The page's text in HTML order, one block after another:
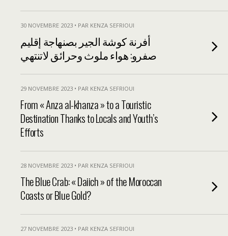
30 NOVEMBRE 2023 • PAR KENZA SEFRIOUI
أفرنة كوشة الجير بصنهاجة إقليم
صفرو: هواء ملوث وحرائق لاتنتهي
29 NOVEMBRE 2023 • PAR KENZA SEFRIOUI
From « Anza al-khanza » to a Touristic
Destination Thanks to Locals and Youth’s
Efforts
28 NOVEMBRE 2023 • PAR KENZA SEFRIOUI
The Blue Crab: « Daiich » of the Moroccan
Coasts or Blue Gold?
27 NOVEMBRE 2023 • PAR KENZA SEFRIOUI